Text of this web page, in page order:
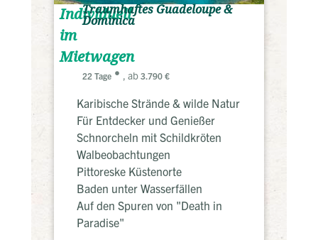
Individuell
im
Mietwagen
Traumhaftes Guadeloupe &
Dominica
22 Tage , ab 3.790 €
Karibische Strände & wilde Natur
Für Entdecker und Genießer
Schnorcheln mit Schildkröten
Walbeobachtungen
Pittoreske Küstenorte
Baden unter Wasserfällen
Auf den Spuren von "Death in
Paradise"